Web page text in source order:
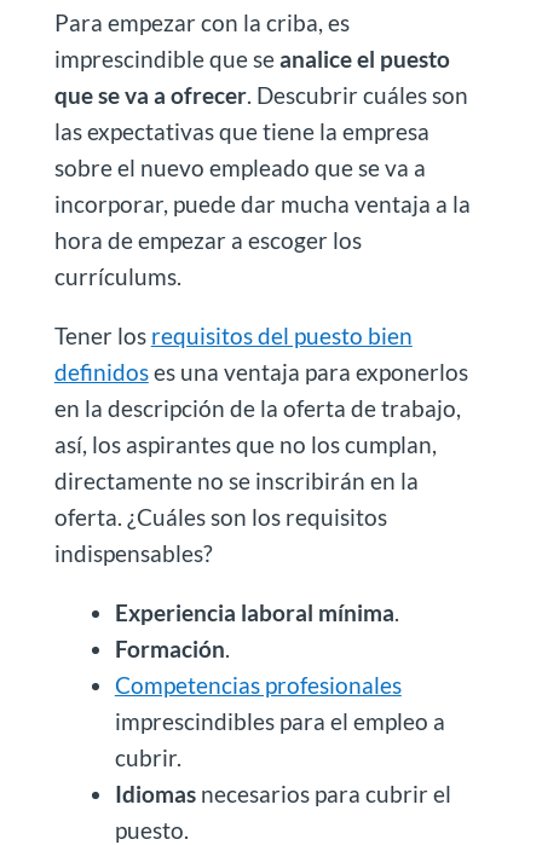
Para empezar con la criba, es
imprescindible que seanalice el puesto
que se va a ofrecer. Descubrir cuáles son
las expectativas que tiene la empresa
sobre el nuevo empleado que se va a
incorporar, puede dar mucha ventaja a la
hora de empezar a escoger los
currículums.
Tener los requisitos del puesto bien
definidoses una ventaja para exponerlos
en la descripción de la oferta de trabajo,
así, los aspirantes que no los cumplan,
directamente no se inscribirán en la
oferta. ¿Cuáles son los requisitos
indispensables?
Experiencia laboral mínima.
Formación.
Competencias profesionales
imprescindibles para el empleo a
cubrir.
Idiomasnecesarios para cubrir el
puesto.